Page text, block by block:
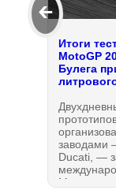
🡰
Итоги
MotoGP
Булега
заводами
Ducati, —
Муджелло,